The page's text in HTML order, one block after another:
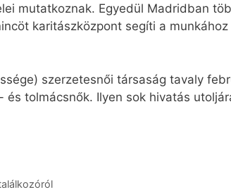
mutatkoznak. Egyedül Madridban
karitászközpont segíti a
szerzetesnői társaság tavaly
és tolmácsnők. Ilyen sok hivatás